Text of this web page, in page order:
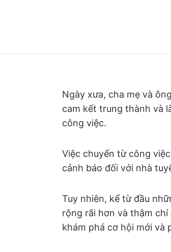
Ngày xưa, cha mẹ và
cam kết trung thành và
công việc.
Việc chuyển từ công
cảnh báo đối với nhà
Tuy nhiên, kể từ đầu
rộng rãi hơn và thậm chí
khám phá cơ hội mới và